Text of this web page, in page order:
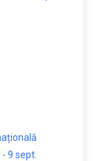
9 sept.